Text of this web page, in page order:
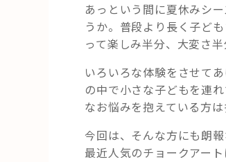
あっという間に夏休みシ
うか。普段より長く子ど
って楽しみ半分、大変さ
いろいろな体験をさせて
の中で小さな子どもを連
なお悩みを抱えている方は
今回は、そんな方にも朗
最近人気のチョークアー